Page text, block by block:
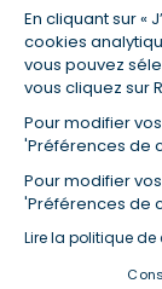
En cliquant sur «
cookies
vous pouvez
vous cliquez sur
Pour modifier
'Préférences de
Pour modifier
'Préférences de
Lire la politique
(3) Taux minimum
5 000 et 20 000
(4) La diminution
de la durée de
(5) Banques de
régionales,
Mutuelles,
votre demande.
régionales,